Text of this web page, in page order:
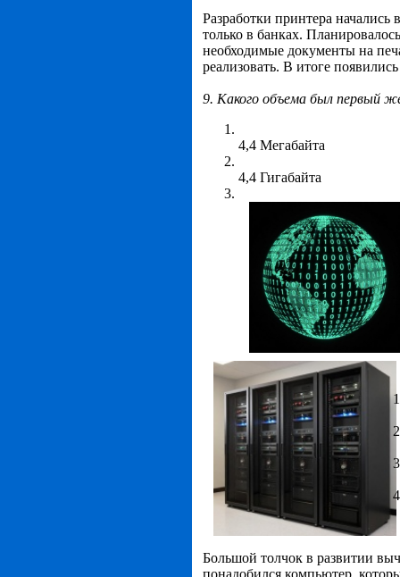
Разработки принтера
только в банках.
необходимые документы на
реализовать. В итоге
9. Какого объема был первый
4,4 Мегабайта
4,4 Гигабайта
Большой толчок в развитии
понадобился компьютер,